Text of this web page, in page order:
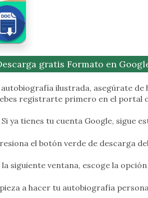
gratis Formato en
ilustrada, asegúrate de
registrarte primero en el portal
Si ya tienes tu cuenta Google, sigue
el botón verde de descarga
la siguiente ventana, escoge la opción
a hacer tu autobiografía